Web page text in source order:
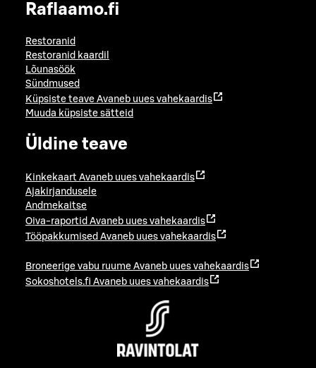
Raflaamo.fi
Restoranid
Restoranid kaardil
Lõunasöök
Sündmused
Küpsiste teave Avaneb uues vahekaardis
Muuda küpsiste sätteid
Üldine teave
Kinkekaart Avaneb uues vahekaardis
Ajakirjandusele
Andmekaitse
Oiva-raportid Avaneb uues vahekaardis
Tööpakkumised Avaneb uues vahekaardis
Broneerige vabu ruume Avaneb uues vahekaardis
Sokoshotels.fi Avaneb uues vahekaardis